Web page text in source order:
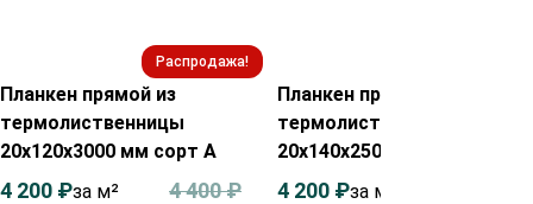
Распродажа!
Планкен прямой из
термолиственницы
20х120х3000 мм сорт А
4 400₽
4 200 ₽за м²
Планкен прямой из
термолиственницы
20х140х2500 мм сорт А
4 200 ₽за м²